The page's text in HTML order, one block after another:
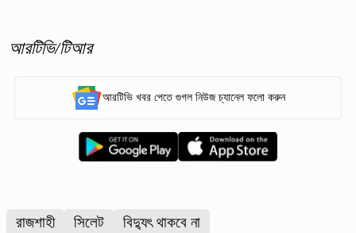
আরটিভি/টিআর
আরটিভি খবর পেতে গুগল নিউজ চ্যানেল ফলো করুন
রাজশাহী সিলেট বিদ্যুৎ থাকবে না